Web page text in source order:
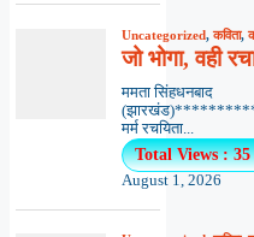
Uncategorized,कविता,
जो भोगा, वही
ममता सिंहधनबाद
मर्म रचयिता...
Total Views : 35
August 1, 2026